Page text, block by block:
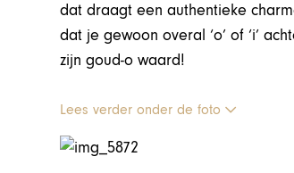
dat draagt een authentieke
dat je gewoon overal ‘o’ of ‘i’
zijn goud-o waard!
Lees verder onder de foto